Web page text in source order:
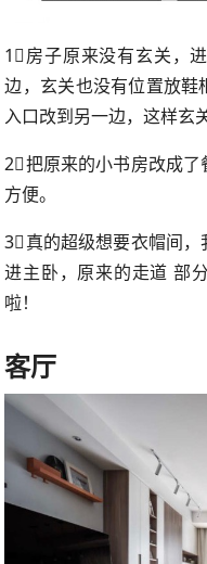
1⃣️房子原来没有玄关，
边，玄关也没有位置放
入口改到另一边，这样玄
2⃣️把原来的小书房改成
方便。
3⃣️真的超级想要衣帽间
进主卧，原来的走道 部
啦！
客厅